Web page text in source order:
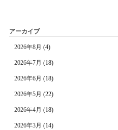
アーカイブ
2026年8月 (4)
2026年7月 (18)
2026年6月 (18)
2026年5月 (22)
2026年4月 (18)
2026年3月 (14)